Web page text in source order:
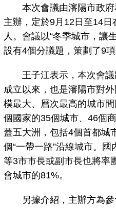
本次會議由瀋陽市政府
主辦，定於9月12日至14
人。會議以“冬季城市，讓
設有4個分議題，策劃了9項
王子江表示，本次會議
成立以來，也是瀋陽市對
模最大、層次最高的城市
個國家的35個城市、46個
蓋五大洲，包括4個首都城
個“一帶一路”沿線城市。
等3市市長或副市長也將率
會城市的81%。
另據介紹，主辦方為參